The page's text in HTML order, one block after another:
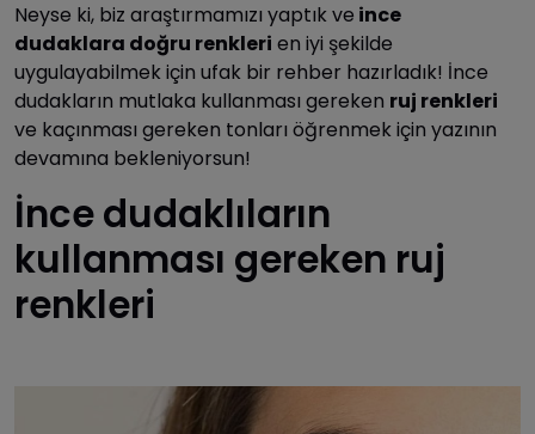
Neyse ki, biz araştırmamızı yaptık ve ince
dudaklara doğru renkleri en iyi şekilde
uygulayabilmek için ufak bir rehber hazırladık! İnce
dudakların mutlaka kullanması gereken ruj renkleri
ve kaçınması gereken tonları öğrenmek için yazının
devamına bekleniyorsun!
İnce dudaklıların
kullanması gereken ruj
renkleri